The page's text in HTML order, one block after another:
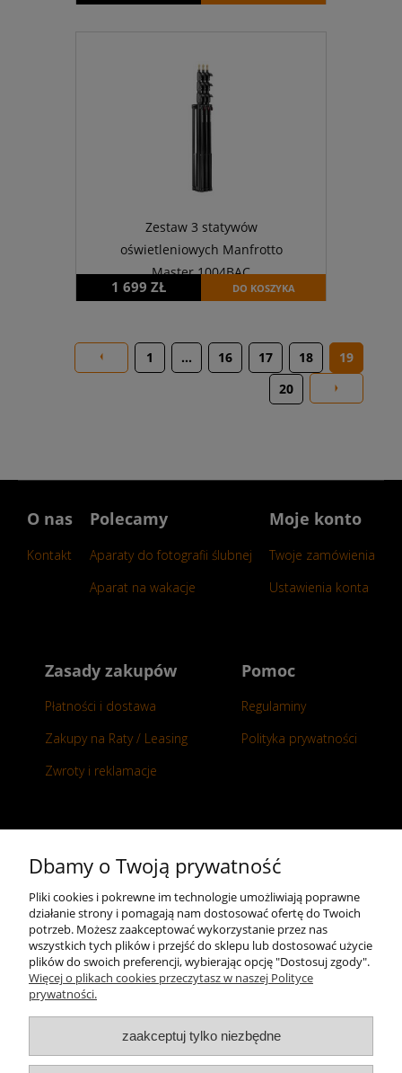
Zestaw 3 statywów
oświetleniowych Manfrotto
Master 1004BAC
1 699 ZŁ DO KOSZYKA
1 ... 16 17 18
19
20
O nas
Kontakt
Polecamy
Aparaty do fotografii ślubnej
Aparat na wakacje
Moje konto
Twoje zamówienia
Ustawienia konta
Zasady zakupów
Płatności i dostawa
Zakupy na Raty / Leasing
Zwroty i reklamacje
Pomoc
Regulaminy
Polityka prywatności
Kontakt
+48 696 50 70 20
sklep@notopstryk.pl
Dbamy o Twoją prywatność
Pliki cookies i pokrewne im technologie umożliwiają poprawne
działanie strony i pomagają nam dostosować ofertę do Twoich
potrzeb. Możesz zaakceptować wykorzystanie przez nas
wszystkich tych plików i przejść do sklepu lub dostosować użycie
plików do swoich preferencji, wybierając opcję "Dostosuj zgody".
Więcej o plikach cookies przeczytasz w naszej Polityce
prywatności.
zaakceptuj tylko niezbędne